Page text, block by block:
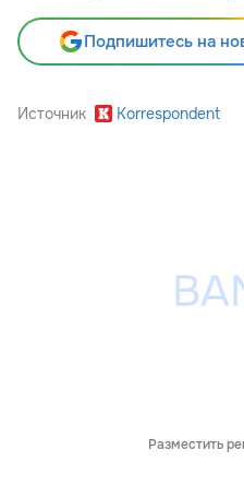
Подпишитесь на
Источник Korrespondent
Разместить